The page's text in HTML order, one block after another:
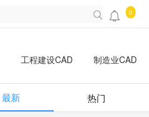
0
工程建设CAD 制造业CAD
最新 热门